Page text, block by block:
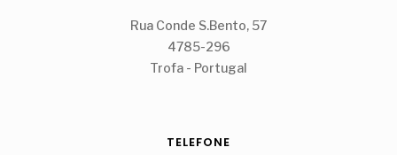
Rua Conde S.Bento, 57
4785-296
Trofa - Portugal
TELEFONE